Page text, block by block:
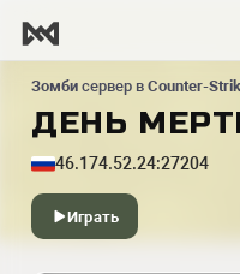
Зомби сервер в Counter-
ДЕНЬ
46.174.52.24:27204
Играть